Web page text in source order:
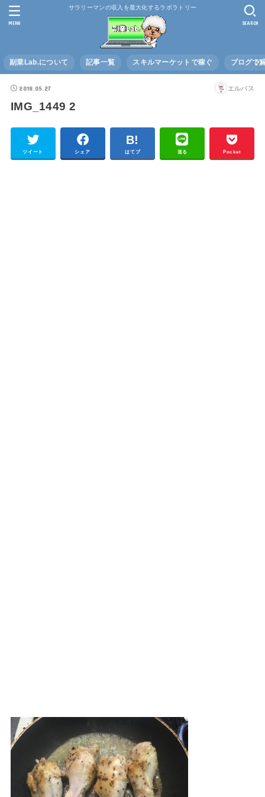
サラリーマンの収入を最大化するラボラトリー
副業Lab.について 記事一覧 スキルマーケットで稼ぐ ブログで
SEARCH
MENU
2018.05.27 エルバス
IMG_1449 2
ツイート シェア はてブ 送る Pocket